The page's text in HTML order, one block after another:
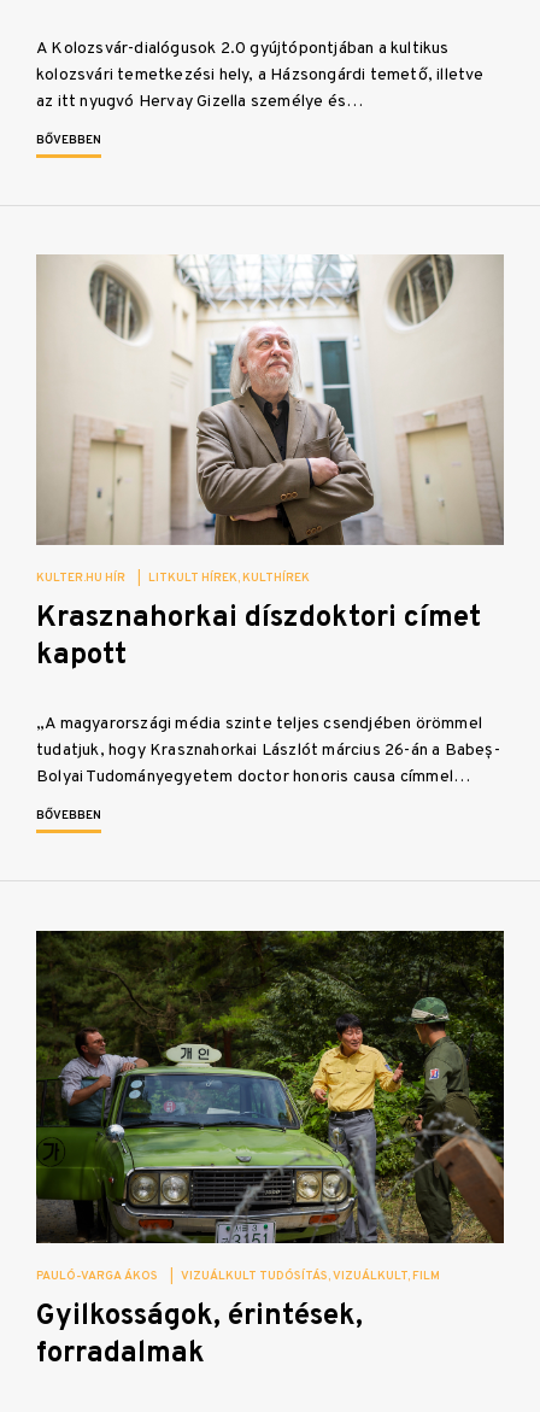
A Kolozsvár-dialógusok 2.0 gyújtópontjában a kultikus
kolozsvári temetkezési hely, a Házsongárdi temető, illetve
az itt nyugvó Hervay Gizella személye és…
BŐVEBBEN
KULTER.HU HÍR LITKULT HÍREK KULTHÍREK
Krasznahorkai díszdoktori címet
kapott
„A magyarországi média szinte teljes csendjében örömmel
tudatjuk, hogy Krasznahorkai Lászlót március 26-án a Babeș-
Bolyai Tudományegyetem doctor honoris causa címmel…
BŐVEBBEN
PAULÓ-VARGA ÁKOS VIZUÁLKULT TUDÓSÍTÁS VIZUÁLKULT FILM
Gyilkosságok, érintések,
forradalmak